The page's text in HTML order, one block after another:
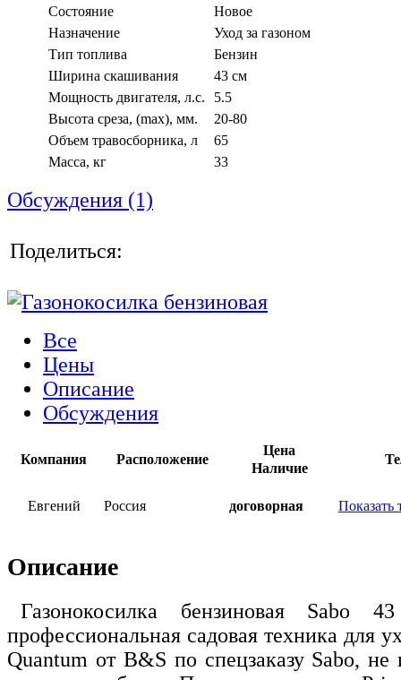
Состояние
Новое
Назначение
Уход за газоном
Тип топлива
Бензин
Ширина скашивания
43 см
Мощность двигателя, л.с.
5.5
Высота среза, (max), мм.
20-80
Объем травосборника, л
65
Масса, кг
33
Обсуждения (1)
Поделиться:
Все
Цены
Описание
Обсуждения
Компания Расположение
Цена
Наличие
Евгений Россия договорная Показать
Описание
Газонокосилка бензиновая Sabo
профессиональная садовая техника для
Quantum от B&S по спецзаказу Sabo, не